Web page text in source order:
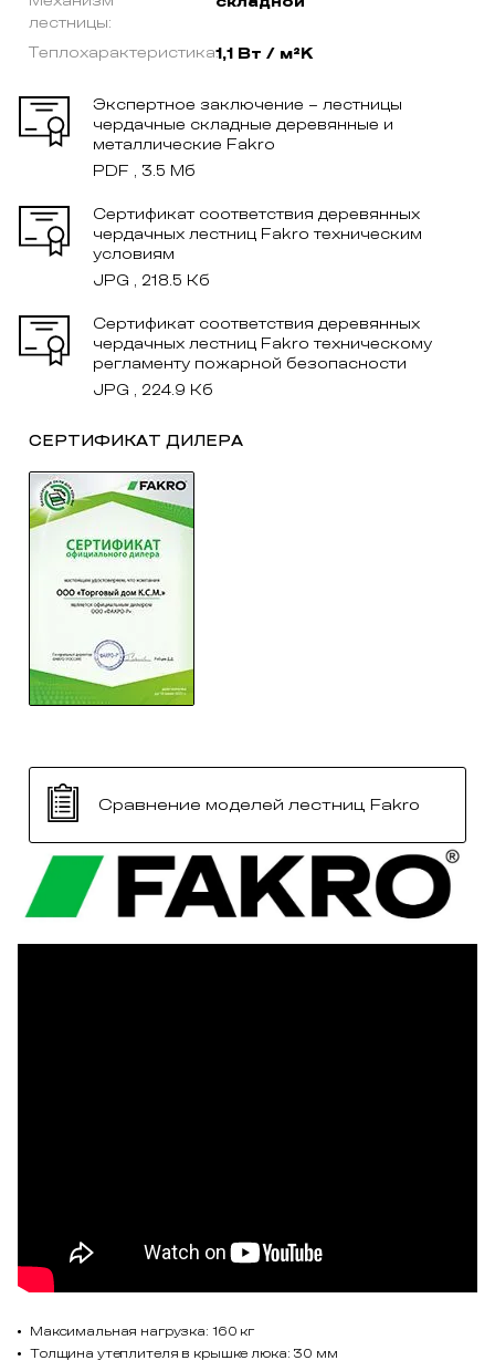
лестницы:
Теплохарактеристика:1,1 Вт / м²K
Экспертное заключение – лестницы
чердачные складные деревянные и
металлические Fakro
PDF , 3.5 Мб
Сертификат соответствия деревянных
чердачных лестниц Fakro техническим
условиям
JPG , 218.5 Кб
Сертификат соответствия деревянных
чердачных лестниц Fakro техническому
регламенту пожарной безопасности
JPG , 224.9 Кб
СЕРТИФИКАТ ДИЛЕРА
Сравнение моделей лестниц Fakro
Максимальная нагрузка: 160 кг
Толщина утеплителя в крышке люка: 30 мм